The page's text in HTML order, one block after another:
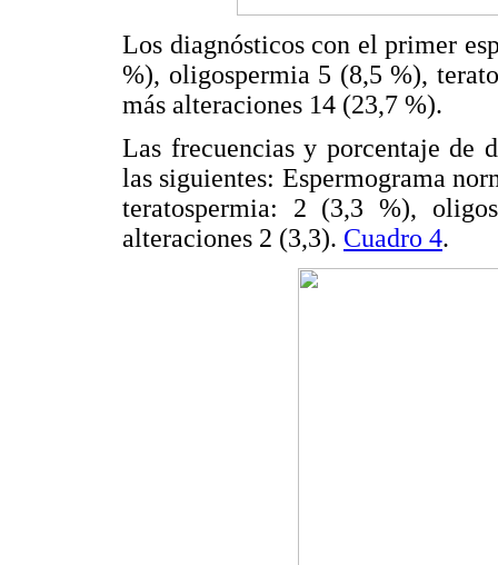
Los diagnósticos con el primer
%), oligospermia 5 (8,5 %),
más alteraciones 14 (23,7 %).
Las frecuencias y porcentaje de
las siguientes: Espermograma
teratospermia: 2 (3,3 %),
alteraciones 2 (3,3). Cuadro 4.